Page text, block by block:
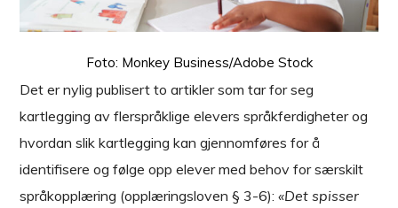
Foto: Monkey Business/Adobe Stock
Det er nylig publisert to artikler som tar for seg
kartlegging av flerspråklige elevers språkferdigheter og
hvordan slik kartlegging kan gjennomføres for å
identifisere og følge opp elever med behov for særskilt
språkopplæring (opplæringsloven § 3-6):«Det spisser